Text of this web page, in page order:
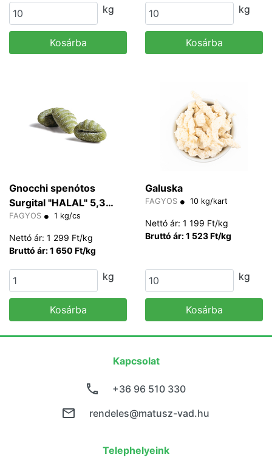
kg
Kosárba
kg
Kosárba
Gnocchi spenótos
Surgital "HALAL" 5,3
g/db
FAGYOS 1 kg/cs
Nettó ár: 1 299 Ft/kg
Bruttó ár: 1 650 Ft/kg
kg
Kosárba
Galuska
FAGYOS 10 kg/kart
Nettó ár: 1 199 Ft/kg
Bruttó ár: 1 523 Ft/kg
kg
Kosárba
Kapcsolat
+36 96 510 330
rendeles@matusz-vad.hu
Telephelyeink